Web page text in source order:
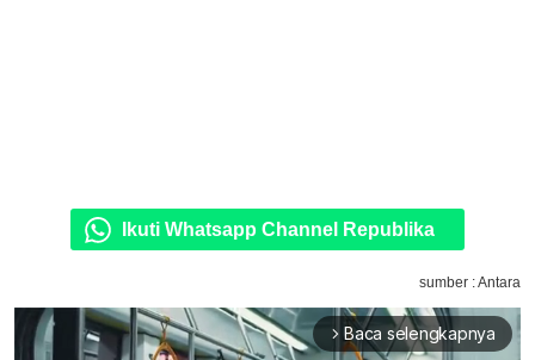
Ikuti Whatsapp Channel Republika
sumber : Antara
arrow_forward_ios Baca selengkapnya